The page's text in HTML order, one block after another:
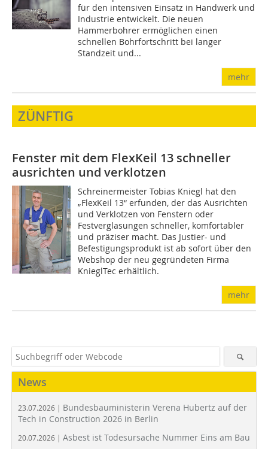
für den inten­siven Einsatz in Handwerk und
Industrie entwickelt. Die neuen
Hammerbohrer ermöglichen einen
schnellen Bohrfortschritt bei langer
Standzeit und...
mehr
ZÜNFTIG
Fenster mit dem FlexKeil 13 schneller
ausrichten und verklotzen
Schreinermeister Tobias Kniegl hat den
„FlexKeil 13“ erfunden, der das Ausrichten
und Verklotzen von Fenstern oder
Festverglasungen schneller, komfortabler
und präziser macht. Das Justier- und
Befestigungsprodukt ist ab sofort über den
Webshop der neu gegründeten Firma
KnieglTec erhältlich.
mehr
News
23.07.2026 | Bundesbauministerin Verena Hubertz auf der
Tech in Construction 2026 in Berlin
20.07.2026 | Asbest ist Todesursache Nummer Eins am Bau